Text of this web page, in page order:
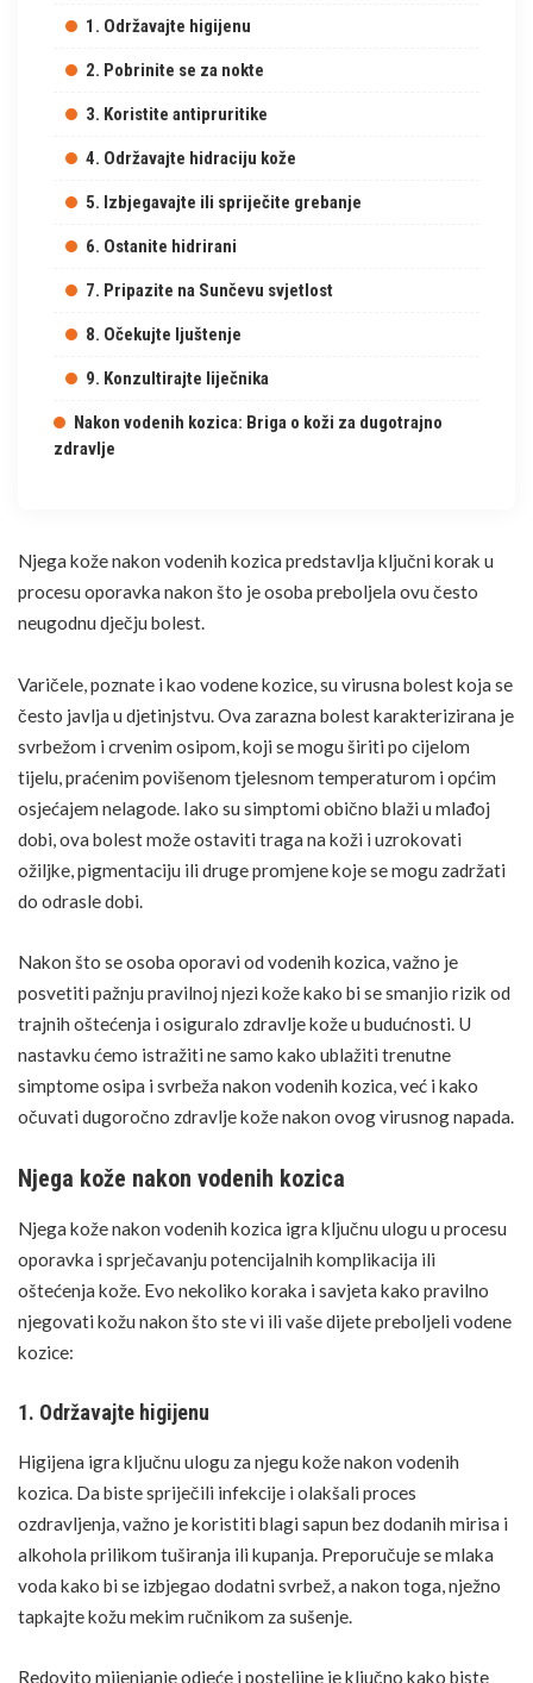
1. Održavajte higijenu
2. Pobrinite se za nokte
3. Koristite antipruritike
4. Održavajte hidraciju kože
5. Izbjegavajte ili spriječite grebanje
6. Ostanite hidrirani
7. Pripazite na Sunčevu svjetlost
8. Očekujte ljuštenje
9. Konzultirajte liječnika
Nakon vodenih kozica: Briga o koži za dugotrajno
zdravlje
Njega kože nakon vodenih kozica predstavlja ključni korak u
procesu oporavka nakon što je osoba preboljela ovu često
neugodnu dječju bolest.
Varičele, poznate i kao vodene kozice , su virusna bolest koja se
često javlja u djetinjstvu. Ova zarazna bolest karakterizirana je
svrbežom i crvenim osipom, koji se mogu širiti po cijelom
tijelu, praćenim povišenom tjelesnom temperaturom i općim
osjećajem nelagode. Iako su simptomi obično blaži u mlađoj
dobi, ova bolest može ostaviti traga na koži i uzrokovati
ožiljke, pigmentaciju ili druge promjene koje se mogu zadržati
do odrasle dobi.
Nakon što se osoba oporavi od vodenih kozica, važno je
posvetiti pažnju pravilnoj njezi kože kako bi se smanjio rizik od
trajnih oštećenja i osiguralo zdravlje kožeu budućnosti. U
nastavku ćemo istražiti ne samo kako ublažiti trenutne
simptome osipa i svrbeža nakon vodenih kozica, već i kako
očuvati dugoročno zdravlje kože nakon ovog virusnog napada.
Njega kože nakon vodenih kozica
Njega kože nakon vodenih kozica igra ključnu ulogu u procesu
oporavka i sprječavanju potencijalnih komplikacija ili
oštećenja kože. Evo nekoliko koraka i savjeta kako pravilno
njegovati kožu nakon što ste vi ili vaše dijete preboljeli vodene
kozice:
1. Održavajte higijenu
Higijena igra ključnu ulogu za njegu kože nakon vodenih
kozica. Da biste spriječili infekcije i olakšali proces
ozdravljenja, važno je koristiti blagi sapun bez dodanih mirisa i
alkohola prilikom tuširanja ili kupanja. Preporučuje se mlaka
voda kako bi se izbjegao dodatni svrbež, a nakon toga, nježno
tapkajte kožu mekim ručnikom za sušenje.
Redovito mijenjanje odjeće i posteljine je ključno kako biste